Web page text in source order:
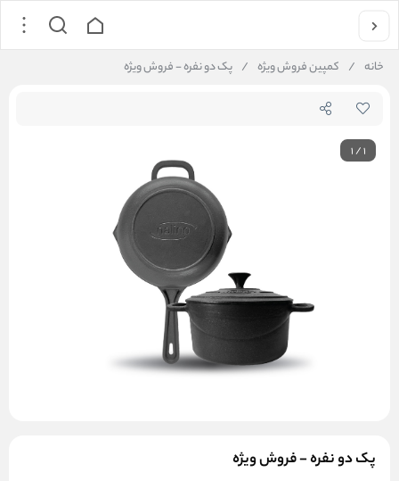
خانه / کمپین فروش ویژه / پک دو نفره - فروش ویژه
1/1
پک دو نفره - فروش ویژه